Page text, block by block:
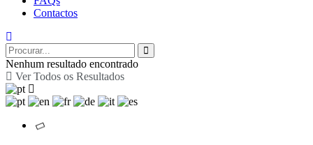
Contactos
Nenhum resultado encontrado
Ver Todos os Resultados